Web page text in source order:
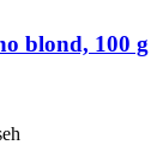
blond, 100 g